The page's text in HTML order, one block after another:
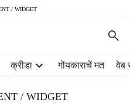
/ WIDGET
क्रीडा गोंयकाराचें मत वेब
/ WIDGET